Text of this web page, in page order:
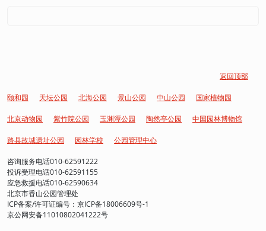
返回顶部
颐和园 天坛公园 北海公园 景山公园 中山公园 国家植物园
北京动物园 紫竹院公园 玉渊潭公园 陶然亭公园 中国园林博物馆
路县故城遗址公园 园林学校 公园管理中心
咨询服务电话010-62591222
投诉受理电话010-62591155
应急救援电话010-62590634
北京市香山公园管理处
ICP备案/许可证编号：京ICP备18006609号-1
京公网安备11010802041222号